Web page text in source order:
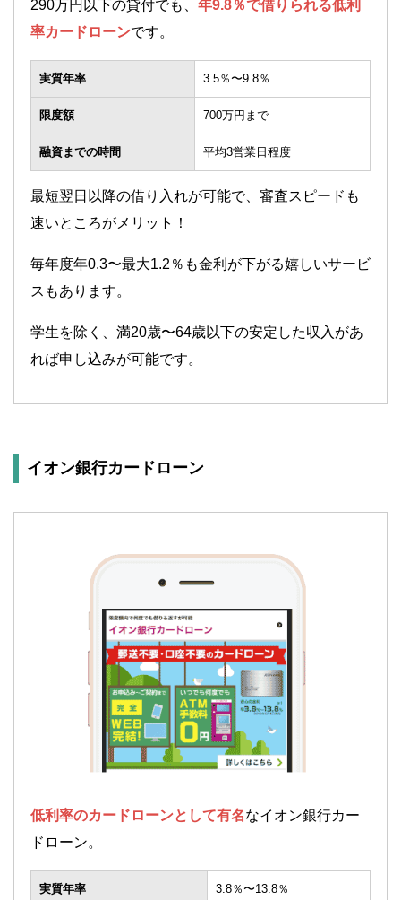
290万円以下の貸付でも、 年9.8％で借りられる低利
率カードローンです。
実質年率 3.5％〜9.8％
限度額 700万円まで
融資までの時間 平均3営業日程度
最短翌日以降の借り入れが可能で、審査スピードも
速いところがメリット！
毎年度年0.3〜最大1.2％も金利が下がる嬉しいサービ
スもあります。
学生を除く、満20歳〜64歳以下の安定した収入があ
れば申し込みが可能です。
イオン銀行カードローン
低利率のカードローンとして有名なイオン銀行カー
ドローン。
実質年率 3.8％〜13.8％